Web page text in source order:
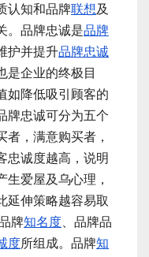
认知和品牌联想及
。品牌忠诚是品牌
护并提升品牌忠诚
是企业的终极目
如降低吸引顾客的
牌忠诚可分为五个
者，满意购买者，
忠诚度越高，说明
生爱屋及乌心理，
延伸策略越容易取
牌知名度 、品牌品
度所组成。品牌知